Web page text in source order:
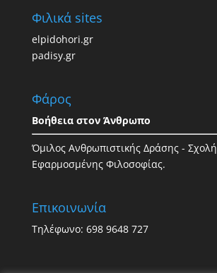
Φιλικά sites
elpidohori.gr
padisy.gr
Φάρος
Βοήθεια στον Άνθρωπο
Όμιλος Ανθρωπιστικής Δράσης - Σχολή
Εφαρμοσμένης Φιλοσοφίας.
Επικοινωνία
Τηλέφωνο: 698 9648 727